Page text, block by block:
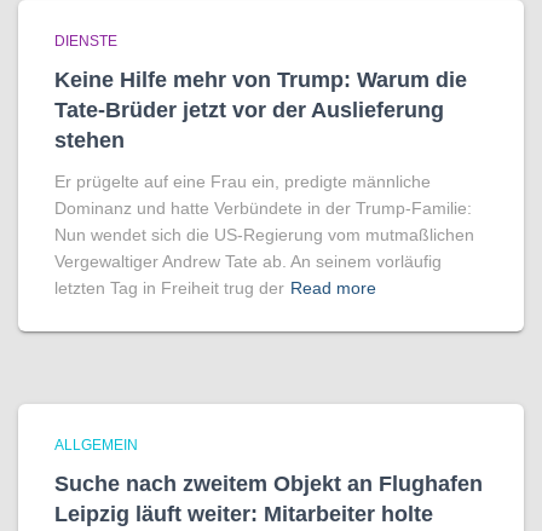
DIENSTE
Keine Hilfe mehr von Trump: Warum die
Tate-Brüder jetzt vor der Auslieferung
stehen
Er prügelte auf eine Frau ein, predigte männliche
Dominanz und hatte Verbündete in der Trump-Familie:
Nun wendet sich die US-Regierung vom mutmaßlichen
Vergewaltiger Andrew Tate ab. An seinem vorläufig
letzten Tag in Freiheit trug der Read more
ALLGEMEIN
Suche nach zweitem Objekt an Flughafen
Leipzig läuft weiter: Mitarbeiter holte